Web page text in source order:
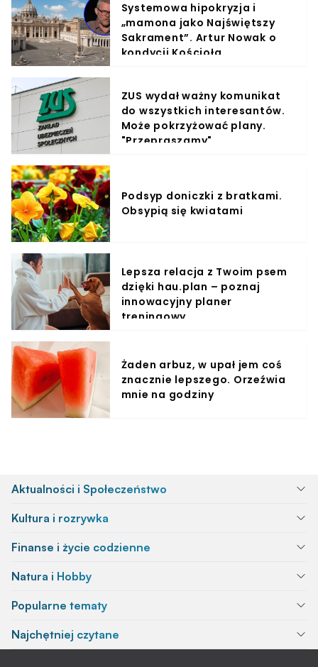
Systemowa hipokryzja i
„mamona jako Najświętszy
Sakrament”. Artur Nowak o
kondycji Kościoła
ZUS wydał ważny komunikat
do wszystkich interesantów.
Może pokrzyżować plany.
"Przepraszamy"
Podsyp doniczki z bratkami.
Obsypią się kwiatami
Lepsza relacja z Twoim psem
dzięki hau.plan – poznaj
innowacyjny planer
treningowy
Żaden arbuz, w upał jem coś
znacznie lepszego. Orzeźwia
mnie na godziny
Aktualności i Społeczeństwo
Kultura i rozrywka
Finanse i życie codzienne
Natura i Hobby
Popularne tematy
Najchętniej czytane